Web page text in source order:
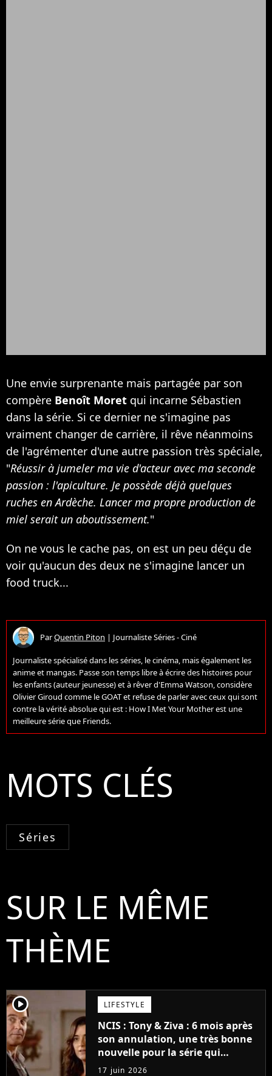
Une envie surprenante mais partagée par son
compère Benoît Moret qui incarne Sébastien
dans la série. Si ce dernier ne s'imagine pas
vraiment changer de carrière, il rêve néanmoins
de l'agrémenter d'une autre passion très spéciale,
"Réussir à jumeler ma vie d'acteur avec ma seconde
passion : l'apiculture. Je possède déjà quelques
ruches en Ardèche. Lancer ma propre production de
miel serait un aboutissement."
On ne vous le cache pas, on est un peu déçu de
voir qu'aucun des deux ne s'imagine lancer un
food truck...
ParQuentin Piton | Journaliste Séries - Ciné
Journaliste spécialisé dans les séries, le cinéma, mais également les
anime et mangas. Passe son temps libre à écrire des histoires pour
les enfants (auteur jeunesse) et à rêver d'Emma Watson, considère
Olivier Giroud comme le GOAT et refuse de parler avec ceux qui sont
contre la vérité absolue qui est : How I Met Your Mother est une
meilleure série que Friends.
MOTS CLÉS
Séries
SUR LE MÊME
THÈME
player2 LIFESTYLE
NCIS : Tony & Ziva : 6 mois après
son annulation, une très bonne
nouvelle pour la série qui
intrigue pour la suite
17 juin 2026